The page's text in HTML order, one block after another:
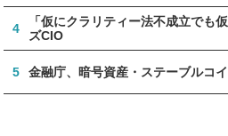
4
「仮にクラリティー法不成立でも
ズCIO
5 金融庁、暗号資産・ステーブルコ